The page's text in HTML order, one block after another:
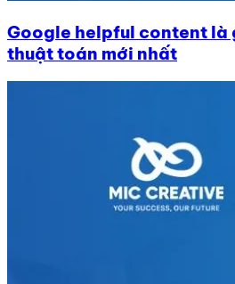
Google helpful content là
thuật toán mới nhất